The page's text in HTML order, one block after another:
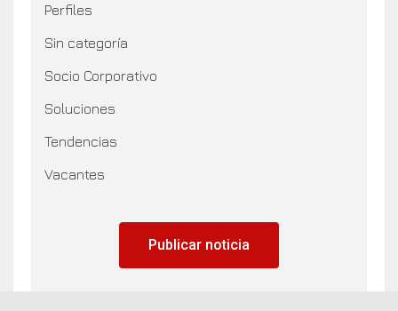
Perfiles
Sin categoría
Socio Corporativo
Soluciones
Tendencias
Vacantes
Publicar noticia